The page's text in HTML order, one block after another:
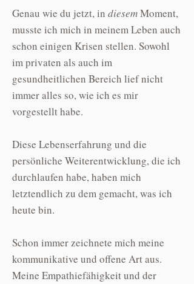
Genau wie du jetzt, in diesemMoment,
musste ich mich in meinem Leben auch
schon einigen Krisen stellen. Sowohl
im privaten als auch im
gesundheitlichen Bereich lief nicht
immer alles so, wie ich es mir
vorgestellt habe.
Diese Lebenserfahrung und die
persönliche Weiterentwicklung, die ich
durchlaufen habe, haben mich
letztendlich zu dem gemacht, was ich
heute bin.
Schon immer zeichnete mich meine
kommunikative und offene Art aus.
Meine Empathiefähigkeit und der